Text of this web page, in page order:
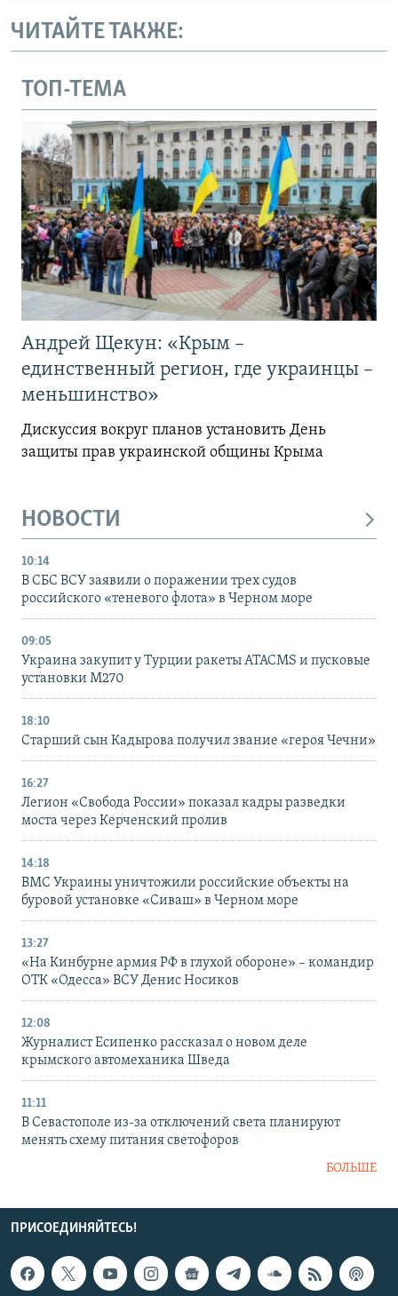
ЧИТАЙТЕ ТАКЖЕ:
ТОП-ТЕМА
Андрей Щекун: «Крым –
единственный регион, где украинцы –
меньшинство»
Дискуссия вокруг планов установить День
защиты прав украинской общины Крыма
НОВОСТИ
10:14
В СБС ВСУ заявили о поражении трех судов
российского «теневого флота» в Черном море
09:05
Украина закупит у Турции ракеты ATACMS и пусковые
установки M270
18:10
Старший сын Кадырова получил звание «героя Чечни»
16:27
Легион «Свобода России» показал кадры разведки
моста через Керченский пролив
14:18
ВМС Украины уничтожили российские объекты на
буровой установке «Сиваш» в Черном море
13:27
«На Кинбурне армия РФ в глухой обороне» – командир
ОТК «Одесса» ВСУ Денис Носиков
12:08
Журналист Есипенко рассказал о новом деле
крымского автомеханика Шведа
11:11
В Севастополе из-за отключений света планируют
менять схему питания светофоров
БОЛЬШЕ
ПРИСОЕДИНЯЙТЕСЬ!